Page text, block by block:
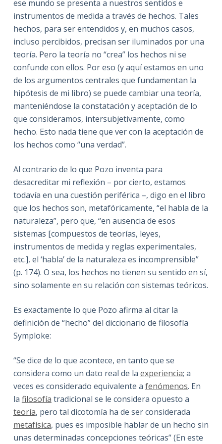
ese mundo se presenta a nuestros sentidos e
instrumentos de medida a través de hechos. Tales
hechos, para ser entendidos y, en muchos casos,
incluso percibidos, precisan ser iluminados por una
teoría. Pero la teoría no “crea” los hechos ni se
confunde con ellos. Por eso (y aquí estamos en uno
de los argumentos centrales que fundamentan la
hipótesis de mi libro) se puede cambiar una teoría,
manteniéndose la constatación y aceptación de lo
que consideramos, intersubjetivamente, como
hecho. Esto nada tiene que ver con la aceptación de
los hechos como “una verdad”.
Al contrario de lo que Pozo inventa para
desacreditar mi reflexión – por cierto, estamos
todavía en una cuestión periférica –, digo en el libro
que los hechos son, metafóricamente, “el habla de la
naturaleza”, pero que, “en ausencia de esos
sistemas [compuestos de teorías, leyes,
instrumentos de medida y reglas experimentales,
etc.], el ‘habla’ de la naturaleza es incomprensible”
(p. 174). O sea, los hechos no tienen su sentido en sí,
sino solamente en su relación con sistemas teóricos.
Es exactamente lo que Pozo afirma al citar la
definición de “hecho” del diccionario de filosofía
Symploke:
“Se dice de lo que acontece, en tanto que se
considera como un dato real de la experiencia; a
veces es considerado equivalente a fenómenos. En
la filosofía tradicional se le considera opuesto a
teoría, pero tal dicotomía ha de ser considerada
metafísica, pues es imposible hablar de un hecho sin
unas determinadas concepciones teóricas” (En este